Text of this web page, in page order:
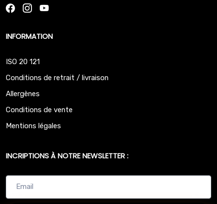
INFORMATION
ISO 20 121
Conditions de retrait / livraison
Allergènes
Conditions de vente
Mentions légales
INCRIPTIONS À NOTRE NEWSLETTER :